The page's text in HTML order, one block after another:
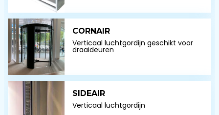
CORNAIR
Verticaal luchtgordijn geschikt voor
draaideuren
SIDEAIR
Verticaal luchtgordijn